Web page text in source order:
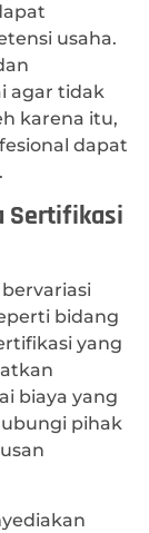
usaha.
agar tidak
karena itu,
dapat
Sertifikasi
bidang
yang
biaya yang
pihak